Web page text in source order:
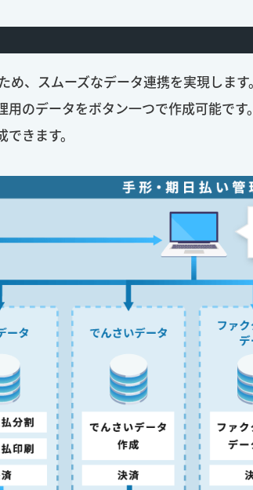
、スムーズなデータ連携を実現します。
のデータをボタン一つで作成可能です。
きます。